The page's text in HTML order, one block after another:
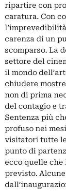
ripartire con
caratura. Con
carenza di un
scomparso. La
settore del
il mondo
chiudere
non di prima
del contagio e
Sentenza più
profuso nei
visitatori tutte
punto di
ecco quelle
previsto.